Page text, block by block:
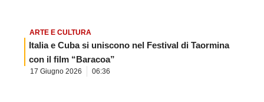
ARTE E CULTURA
Italia e Cuba si uniscono nel Festival di Taormina
con il film “Baracoa”
17 Giugno 2026 06:36